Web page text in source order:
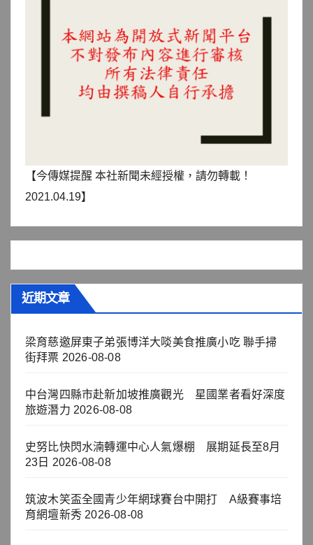
【今傳媒提醒 本社新聞未經授權，請勿轉載！
2021.04.19】
近期文章
梁育慈邀屏東子弟張博洋大啖美食推廣小吃 聯手掃
街拜票 2026-08-08
中台灣四縣市赴新加坡推廣觀光 星國業者看好深度
旅遊潛力 2026-08-08
史努比快閃水湳轉運中心人氣爆棚 展期延長至8月
23日 2026-08-08
筑波木笑盃全國青少年網球賽台中開打 A級賽事培
育網壇新秀 2026-08-08